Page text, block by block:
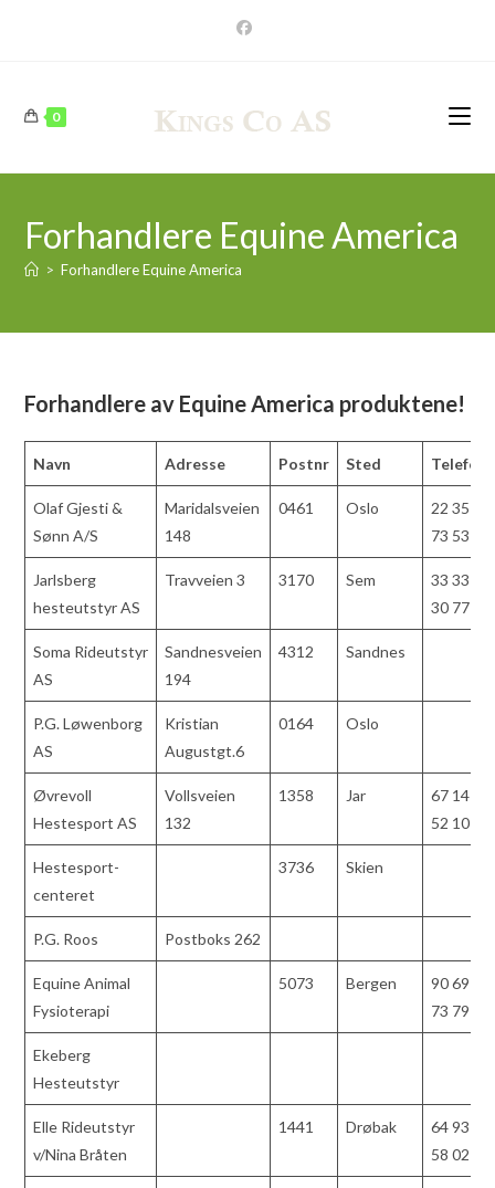
0
Forhandlere Equine America
> Forhandlere Equine America
Forhandlere av Equine America produktene!
Navn Adresse Postnr Sted Telefon
Olaf Gjesti &
Sønn A/S
Maridalsveien
148
0461 Oslo
22 35
73 53
Jarlsberg
hesteutstyr AS
Travveien 3 3170 Sem
33 33
30 77
Soma Rideutstyr
AS
Sandnesveien
194
4312 Sandnes
P.G. Løwenborg
AS
Kristian
Augustgt.6
0164 Oslo
Øvrevoll
Hestesport AS
Vollsveien
132
1358 Jar
67 14
52 10
Hestesport-
centeret
3736 Skien
P.G. Roos Postboks 262
Equine Animal
Fysioterapi
5073 Bergen
90 69
73 79
Ekeberg
Hesteutstyr
Elle Rideutstyr
v/Nina Bråten
1441 Drøbak
64 93
58 02